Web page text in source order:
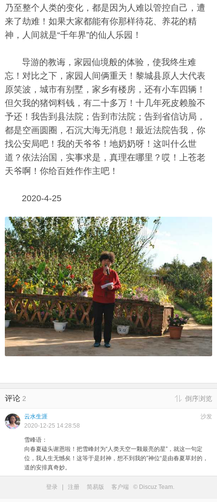
乃至整个人类的变化，都是因为人难以管控自己，遭
来了劫难！如果大家都能有你那样待花、养花的精
神，人间就是“千年界”的仙人乐园！
导游的教诲，家园仙境般的体验，使我终生难
忘！对比之下，家园人间俩重天！黎城县原人大代表
原笑波，城市有别墅，家乡有楼房，还有小车四辆！
但欠我的猪饲料钱，有二十多万！十几年死皮赖脸不
予还！我告到县法院；告到市法院；告到省信访局，
都是空画圆圈，石沉大海无消息！最近法院告我，你
找公安局吧！我的天爷爷！地奶奶呀！这叫什么世
道？依法治国，实事求是，真理在哪里？哎！上苍老
天爷啊！你给百姓作作主吧！
2020-4-25
评论 2 倒序浏览
沙发
云水生涯
2020-12-25 14:28:58
雪峰语：
向春夏磕头谢恩啦！把雪峰封为“人类天空一颗最亮的星”，就这一句定
位，我人生无憾矣！这等于是封神，想不到我的”神位“是由春夏草封的，
道的安排真奇妙。
登录 注册 简易版 客户端 © Discuz Team.